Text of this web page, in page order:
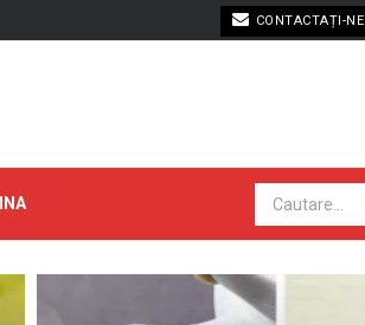
CONTACTAȚI-NE